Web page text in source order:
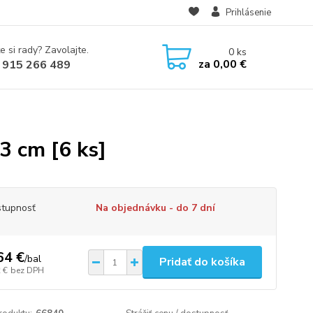
Prihlásenie
si rady? Zavolajte.
266 489
0ks
za 0,00 €
cm [6 ks]
Na objednávku - do 7 dní
€/bal
€ bez DPH
Pridať do košíka